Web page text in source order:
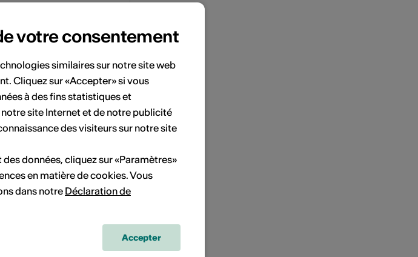
votre consentement
similaires sur notre site web
Cliquez sur «Accepter» si vous
à des fins statistiques et
site Internet et de notre publicité
des visiteurs sur notre site
données, cliquez sur «Paramètres»
en matière de cookies. Vous
dans notre Déclaration de
Accepter